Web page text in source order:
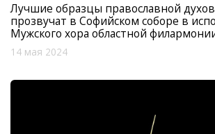
Лучшие образцы православной
прозвучат в Софийском соборе в
Мужского хора областной
14 мая 2024